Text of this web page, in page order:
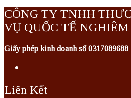
CÔNG TY TNHH
VỤ QUỐC TẾ
Giấy phép kinh doanh số 0317089688
Liên Kết